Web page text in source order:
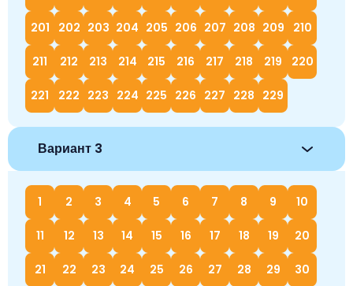
201 202 203 204 205 206 207 208 209 210
211 212 213 214 215 216 217 218 219 220
221 222 223 224 225 226 227 228 229
Вариант 3
1 2 3 4 5 6 7 8 9 10
11 12 13 14 15 16 17 18 19 20
21 22 23 24 25 26 27 28 29 30